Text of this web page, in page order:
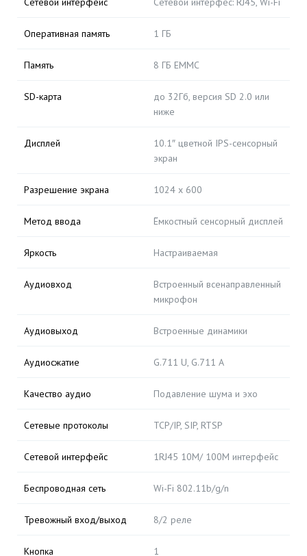
Оперативная память 1 ГБ
Память 8 ГБ EMMC
SD-карта
до 32Гб, версия SD 2.0 или
ниже
Дисплей
10.1″ цветной IPS-сенсорный
экран
Разрешение экрана 1024 x 600
Метод ввода Ёмкостный сенсорный дисплей
Яркость Настраиваемая
Аудиовход
Встроенный всенаправленный
микрофон
Аудиовыход Встроенные динамики
Аудиосжатие G.711 U, G.711 A
Качество аудио Подавление шума и эхо
Сетевые протоколы TCP/IP, SIP, RTSP
Сетевой интерфейс 1RJ45 10M/ 100M интерфейс
Беспроводная сеть Wi-Fi 802.11b/g/n
Тревожный вход/выход 8/2 реле
Кнопка 1